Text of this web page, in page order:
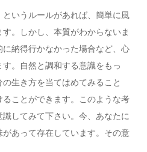
というルールがあれば、簡単に風
。しかし、本質がわからないま
納得行かなかった場合など、心
。自然と調和する意識をもっ
生き方を当てはめてみること
ことができます。このような考
してみて下さい。今、あなたに
あって存在しています。その意